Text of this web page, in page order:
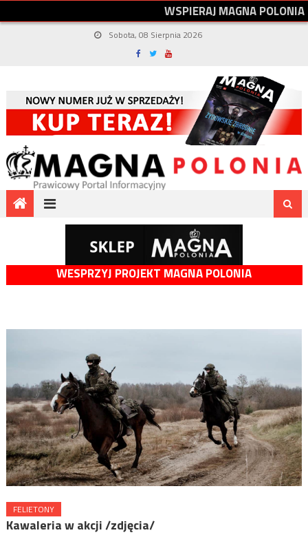
WSPIERAJMAGNAPOLONIA
Sobota, 08 Sierpnia 2026
WESPRZYJ PROJEKT MAGNA POLONIA
FELIETONY
Kawaleria w akcji /zdjęcia/